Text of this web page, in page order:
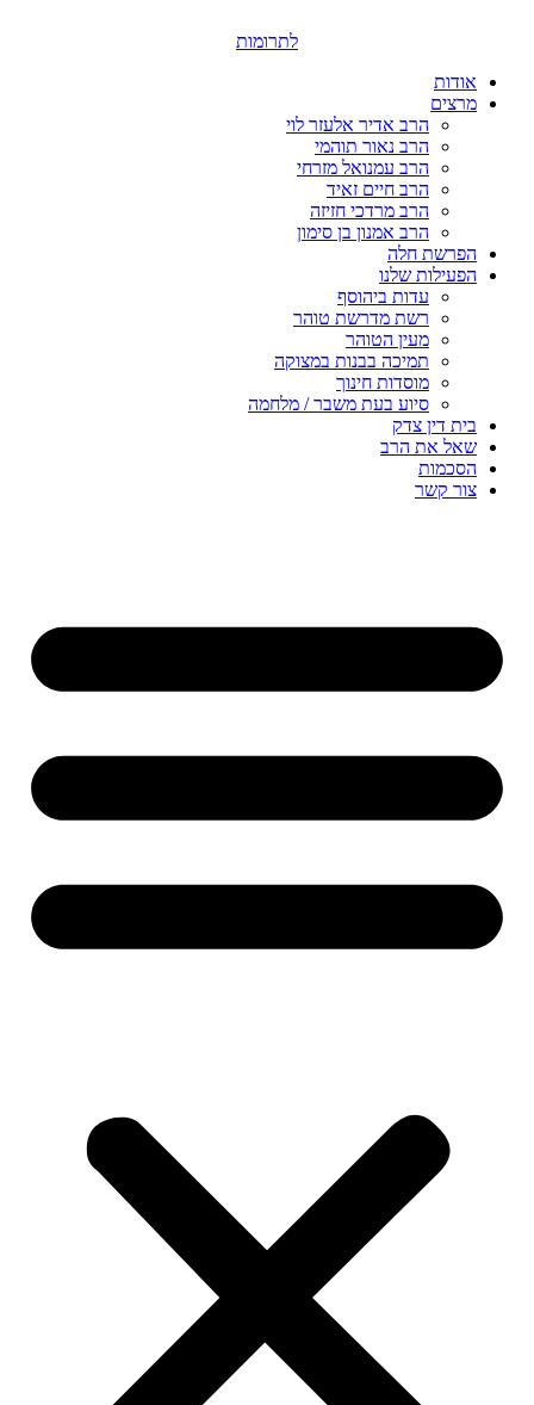
לתרומות
אודות
מרצים
הרב אדיר אלעזר לוי
הרב נאור תוהמי
הרב עמנואל מזרחי
הרב חיים זאיד
הרב מרדכי חזיזה
הרב אמנון בן סימון
הפרשת חלה
הפעילות שלנו
עדות ביהוסף
רשת מדרשת טוהר
מעין הטוהר
תמיכה בבנות במצוקה
מוסדות חינוך
סיוע בעת משבר / מלחמה
בית דין צדק
שאל את הרב
הסכמות
צור קשר